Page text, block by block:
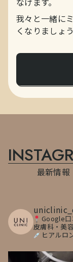
我々と一緒に
くなりましょ
最新情報
Google
皮膚科・美
ヒアルロ